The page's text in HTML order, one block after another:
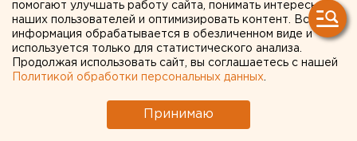
помогают улучшать работу сайта, понимать интересы
наших пользователей и оптимизировать контент. Вся
информация обрабатывается в обезличенном виде и
используется только для статистического анализа.
Продолжая использовать сайт, вы соглашаетесь с нашей
Политикой обработки персональных данных
Принимаю